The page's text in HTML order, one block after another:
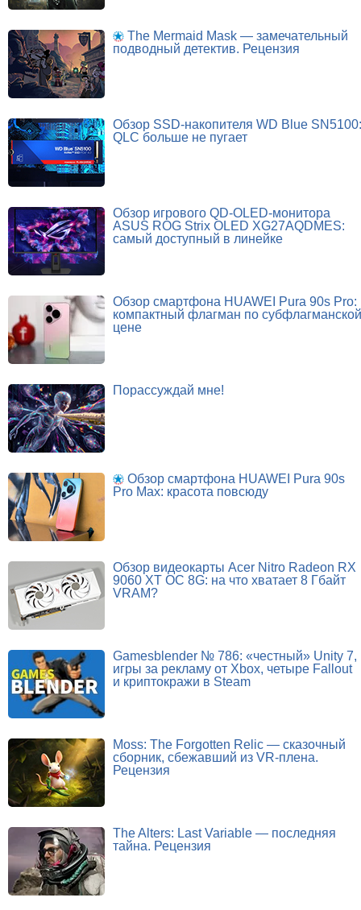
The Mermaid Mask — замечательный
подводный детектив. Рецензия
Обзор SSD-накопителя WD Blue SN5100:
QLC больше не пугает
Обзор игрового QD-OLED-монитора
ASUS ROG Strix OLED XG27AQDMES:
самый доступный в линейке
Обзор смартфона HUAWEI Pura 90s Pro:
компактный флагман по субфлагманской
цене
Порассуждай мне!
Обзор смартфона HUAWEI Pura 90s
Pro Max: красота повсюду
Обзор видеокарты Acer Nitro Radeon RX
9060 XT OC 8G: на что хватает 8 Гбайт
VRAM?
Gamesblender № 786: «честный» Unity 7,
игры за рекламу от Xbox, четыре Fallout
и криптокражи в Steam
Moss: The Forgotten Relic — сказочный
сборник, сбежавший из VR-плена.
Рецензия
The Alters: Last Variable — последняя
тайна. Рецензия